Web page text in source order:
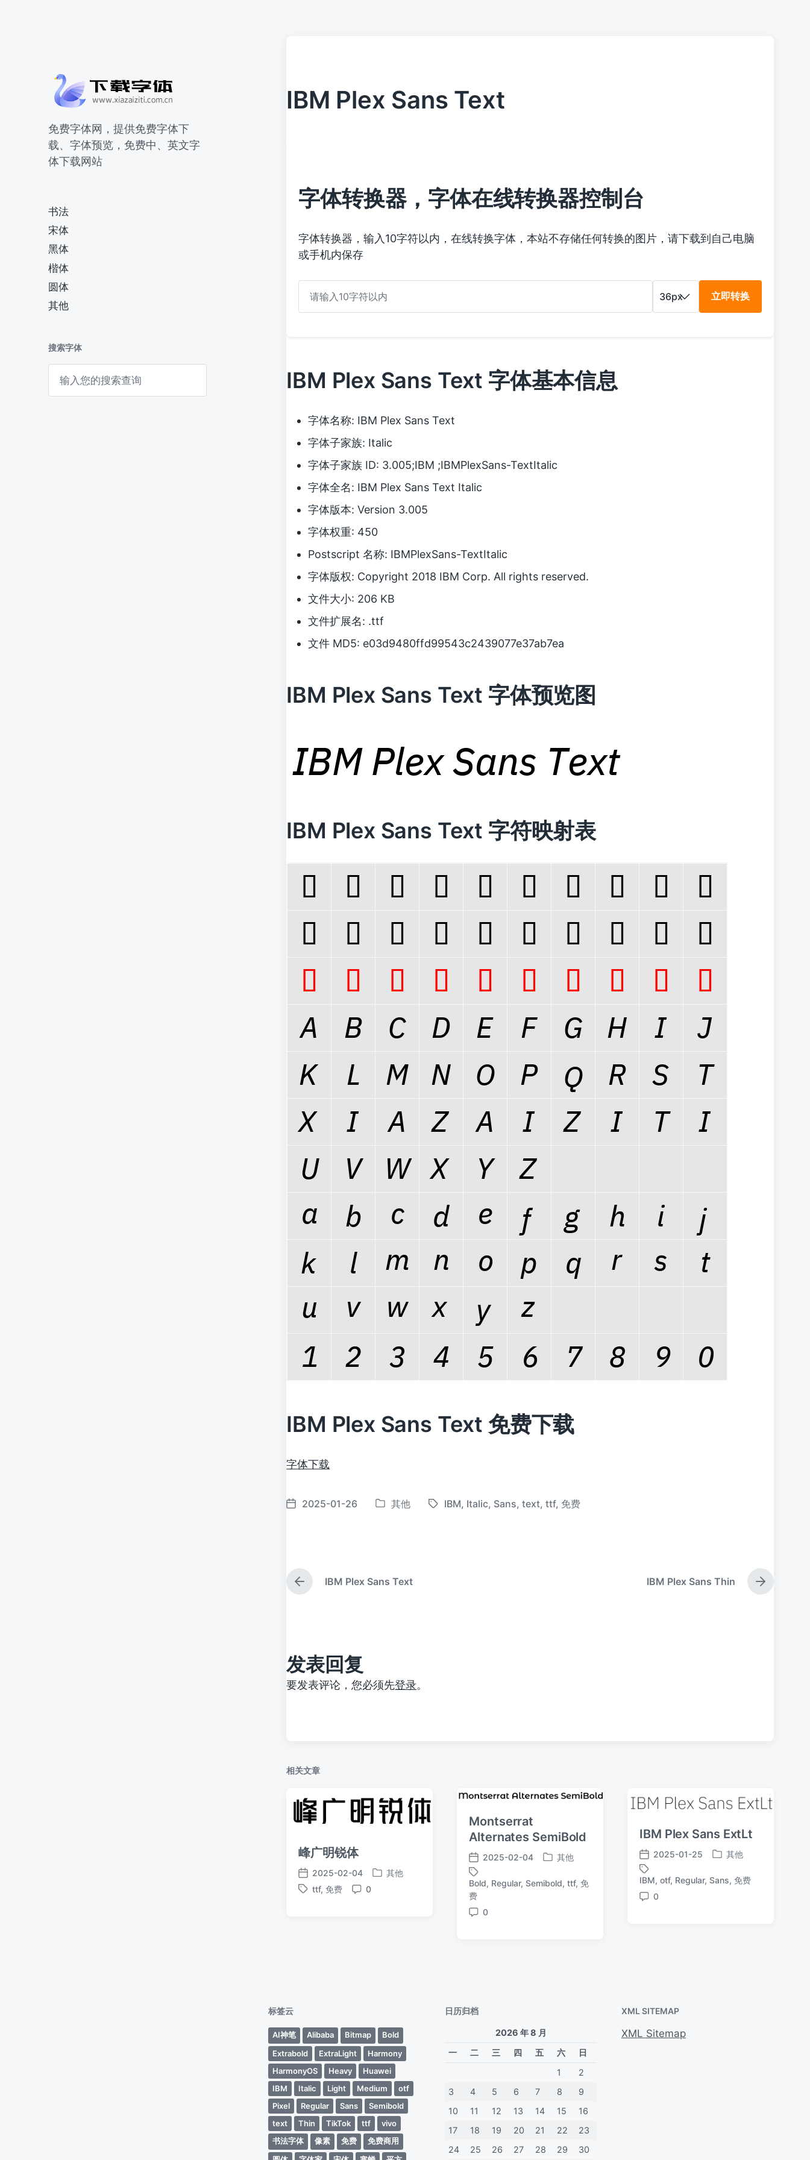
免费字体网，提供免费字体下
载、字体预览，免费中、英文字
体下载网站
书法
宋体
黑体
楷体
圆体
其他
搜索字体
IBM Plex Sans Text
字体转换器，字体在线转换器控制台
字体转换器，输入10字符以内，在线转换字体，本站不存储任何转换的图片，请下载到自己电脑
或手机内保存
立即转换
IBM Plex Sans Text 字体基本信息
字体名称: IBM Plex Sans Text
字体子家族: Italic
字体子家族 ID: 3.005;IBM ;IBMPlexSans-TextItalic
字体全名: IBM Plex Sans Text Italic
字体版本: Version 3.005
字体权重: 450
Postscript 名称: IBMPlexSans-TextItalic
字体版权: Copyright 2018 IBM Corp. All rights reserved.
文件大小: 206 KB
文件扩展名: .ttf
文件 MD5: e03d9480ffd99543c2439077e37ab7ea
IBM Plex Sans Text 字体预览图
IBM Plex Sans Text 字符映射表
IBM Plex Sans Text 免费下载
字体下载
发
2025-01-26
发
其他
标
IBM, Italic, Sans,text,ttf, 免费
上
篇
IBM Plex Sans Text
下
篇
IBM Plex Sans Thin
发表回复
要发表评论，您必须先登录。
相关文章
峰广明锐体
发
布
2025-02-04
发
其他
标
ttf, 免费
评
0
Montserrat
Alternates SemiBold
发
布
日
期
2025-02-04
发
于
其他
标
签
Bold, Regular,Semibold,ttf, 免
费
评
0
IBM Plex Sans ExtLt
发
布
日
期
2025-01-25
发
于
其他
标
签
IBM,otf, Regular,Sans, 免费
评
0
标签云
AI神笔 Alibaba Bitmap
Bold
Extrabold
ExtraLight
Harmony
HarmonyOS
Heavy
Huawei
IBM
Italic Light Medium
otf
Pixel
Regular Sans
Semibold
text
Thin TikTok ttf
vivo
书法字体
像素 免费
免费商用
日历归档
2026 年 8 月
一
二 三 四 五 六
日
1
2
3
4 5 6 7 8
9
10
11 12 13 14 15
16
17
18 19 20 21 22
23
24
25 26 27 28 29 30
XML SITEMAP
XML Sitemap